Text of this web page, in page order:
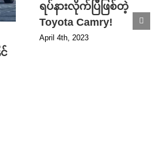
ရပ်နားလိုက်ပြီဖြစ်တဲ့
Toyota Camry!
April 4th, 2023